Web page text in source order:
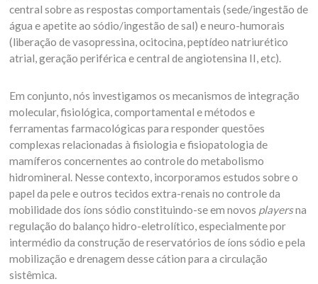
central sobre as respostas comportamentais (sede/ingestão de
água e apetite ao sódio/ingestão de sal) e neuro-humorais
(liberação de vasopressina, ocitocina, peptídeo natriurético
atrial, geração periférica e central de angiotensina II, etc).
Em conjunto, nós investigamos os mecanismos de integração
molecular, fisiológica, comportamental e métodos e
ferramentas farmacológicas para responder questões
complexas relacionadas à fisiologia e fisiopatologia de
mamíferos concernentes ao controle do metabolismo
hidromineral. Nesse contexto, incorporamos estudos sobre o
papel da pele e outros tecidos extra-renais no controle da
mobilidade dos íons sódio constituindo-se em novos playersna
regulação do balanço hidro-eletrolítico, especialmente por
intermédio da construção de reservatórios de íons sódio e pela
mobilização e drenagem desse cátion para a circulação
sistêmica.